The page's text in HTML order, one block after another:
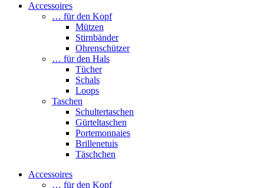
Accessoires
… für den Kopf
Mützen
Stirnbänder
Ohrenschützer
… für den Hals
Tücher
Schals
Loops
Taschen
Schultertaschen
Gürteltaschen
Portemonnaies
Brillenetuis
Täschchen
Accessoires
… für den Kopf